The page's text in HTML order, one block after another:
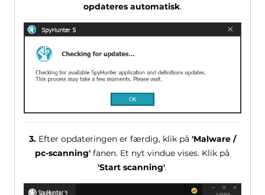
opdateres automatisk.
3.Efter opdateringen er færdig, klik på 'Malware /
pc-scanning' fanen. Et nyt vindue vises. Klik på
'Start scanning'.